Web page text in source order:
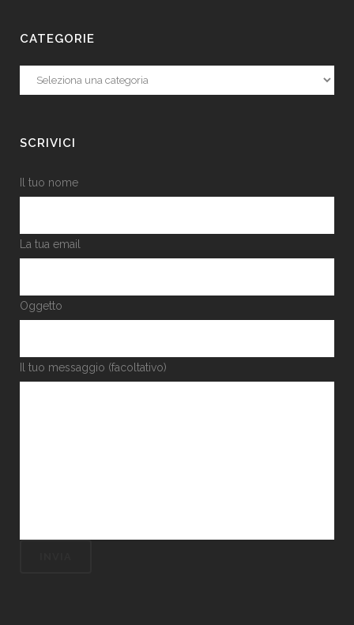
CATEGORIE
Categorie
SCRIVICI
Il tuo nome
La tua email
Oggetto
Il tuo messaggio (facoltativo)